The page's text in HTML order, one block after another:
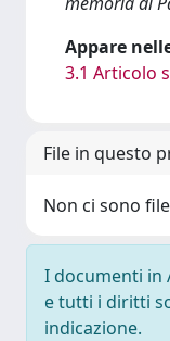
Appare
3.1 Articolo
File in questo
Non ci sono
I documenti in
e tutti i diritti
indicazione.